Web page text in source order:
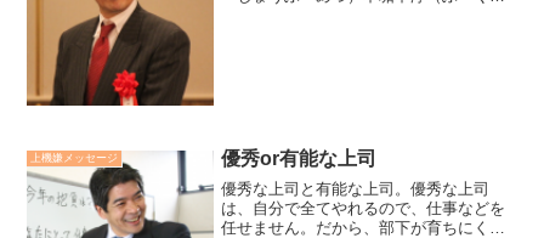
上機嫌メッセージ 優秀or有能な上司
優秀な上司と有能な上司。優秀な上司
は、自分で全てやれるので、仕事などを
任せません。だから、部下が育ちにく